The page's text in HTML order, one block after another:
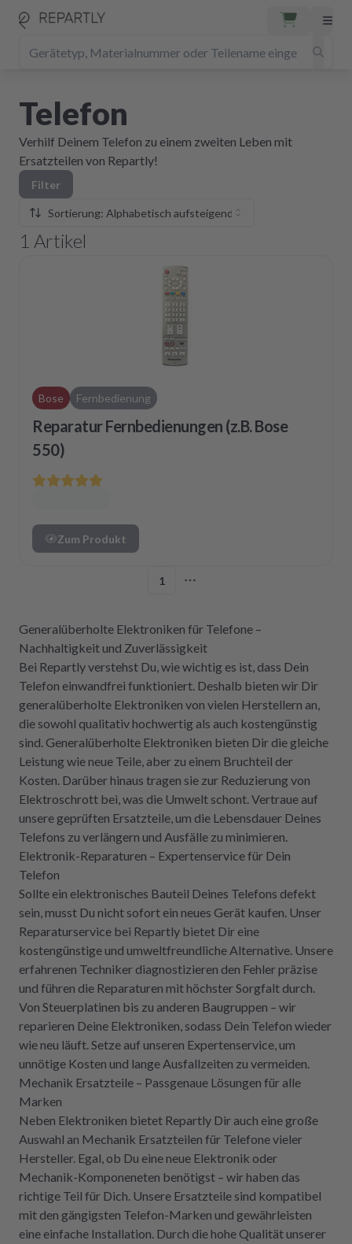
Telefon
Verhilf Deinem Telefon zu einem zweiten Leben mit
Ersatzteilen von Repartly!
Filter
Sortierung: Alphabetisch aufsteigend
1 Artikel
Bose Fernbedienung
Reparatur Fernbedienungen (z.B. Bose
550)
Zum Produkt
1
Generalüberholte Elektroniken für Telefone –
Nachhaltigkeit und Zuverlässigkeit
Bei Repartly verstehst Du, wie wichtig es ist, dass Dein
Telefon einwandfrei funktioniert. Deshalb bieten wir Dir
generalüberholte Elektroniken von vielen Herstellern an,
die sowohl qualitativ hochwertig als auch kostengünstig
sind. Generalüberholte Elektroniken bieten Dir die gleiche
Leistung wie neue Teile, aber zu einem Bruchteil der
Kosten. Darüber hinaus tragen sie zur Reduzierung von
Elektroschrott bei, was die Umwelt schont. Vertraue auf
unsere geprüften Ersatzteile, um die Lebensdauer Deines
Telefons zu verlängern und Ausfälle zu minimieren.
Elektronik-Reparaturen – Expertenservice für Dein
Telefon
Sollte ein elektronisches Bauteil Deines Telefons defekt
sein, musst Du nicht sofort ein neues Gerät kaufen. Unser
Reparaturservice bei Repartly bietet Dir eine
kostengünstige und umweltfreundliche Alternative. Unsere
erfahrenen Techniker diagnostizieren den Fehler präzise
und führen die Reparaturen mit höchster Sorgfalt durch.
Von Steuerplatinen bis zu anderen Baugruppen – wir
reparieren Deine Elektroniken, sodass Dein Telefon wieder
wie neu läuft. Setze auf unseren Expertenservice, um
unnötige Kosten und lange Ausfallzeiten zu vermeiden.
Mechanik Ersatzteile – Passgenaue Lösungen für alle
Marken
Neben Elektroniken bietet Repartly Dir auch eine große
Auswahl an Mechanik Ersatzteilen für Telefone vieler
Hersteller. Egal, ob Du eine neue Elektronik oder
Mechanik-Komponeneten benötigst – wir haben das
richtige Teil für Dich. Unsere Ersatzteile sind kompatibel
mit den gängigsten Telefon-Marken und gewährleisten
eine einfache Installation. Durch die hohe Qualität unserer